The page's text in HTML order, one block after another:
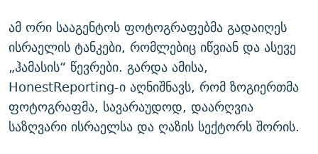
ამ ორი სააგენტოს ფოტოგრაფებმა გადაიღეს
ისრაელის ტანკები, რომლებიც იწვიან და ასევე
„ჰამასის“ წევრები. გარდა ამისა,
HonestReporting-ი აღნიშნავს, რომ ზოგიერთმა
ფოტოგრაფმა, სავარაუდოდ, დაარღვია
საზღვარი ისრაელსა და ღაზის სექტორს შორის.